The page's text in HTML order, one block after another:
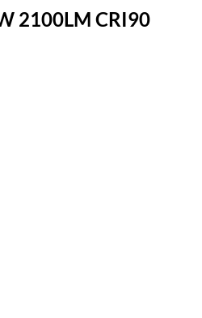
2100LM CRI90